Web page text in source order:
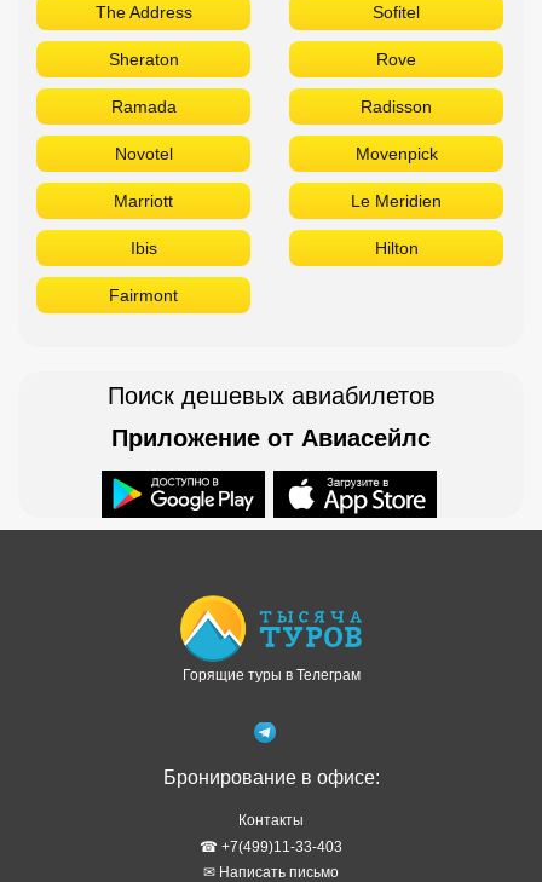
The Address Sofitel
Sheraton Rove
Ramada Radisson
Novotel Movenpick
Marriott Le Meridien
Ibis Hilton
Fairmont
Поиск дешевых авиабилетов
Приложение от Авиасейлс
Горящие туры в Телеграм
Бронирование в офисе:
Контакты
☎ +7(499)11-33-403
✉ Написать письмо